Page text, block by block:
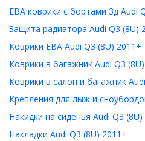
ЕВА коврики с бортами 3д Audi
Защита радиатора Audi Q3 (8U)
Коврики ЕВА Audi Q3 (8U) 2011+
Коврики в багажник Audi Q3
Коврики в салон и багажник
Крепления для лыж и
Накидки на сиденья Audi Q3
Накладки Audi Q3 (8U) 2011+